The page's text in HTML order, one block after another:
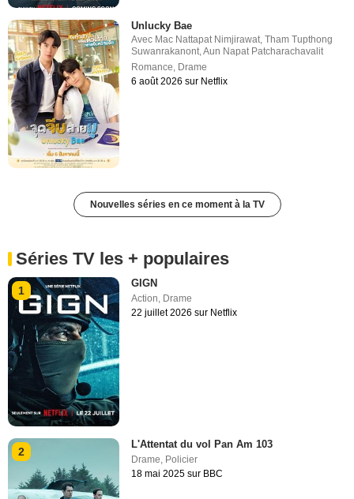
Unlucky Bae
Avec Mac Nattapat Nimjirawat,Tham Tupthong
Suwanrakanont,Aun Napat Patcharachavalit
Romance, Drame
6 août 2026 sur Netflix
Nouvelles séries en ce moment à la TV
Séries TV les + populaires
1
GIGN
Action, Drame
22 juillet 2026 sur Netflix
2
L'Attentat du vol Pan Am 103
Drame Policier
18 mai 2025 sur BBC